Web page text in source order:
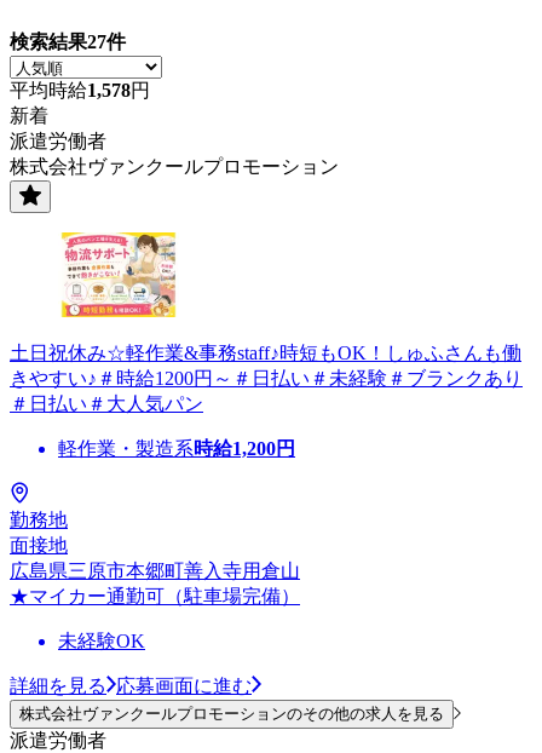
検索結果27件
平均時給1,578円
新着
派遣労働者
株式会社ヴァンクールプロモーション
土日祝休み☆軽作業&事務staff♪時短もOK！しゅふさんも働
きやすい♪＃時給1200円～＃日払い＃未経験＃ブランクあり
＃日払い＃大人気パン
軽作業・製造系時給1,200円
勤務地
面接地
広島県三原市本郷町善入寺用倉山
★マイカー通勤可（駐車場完備）
未経験OK
詳細を見る 応募画面に進む
株式会社ヴァンクールプロモーションのその他の求人を見る
派遣労働者